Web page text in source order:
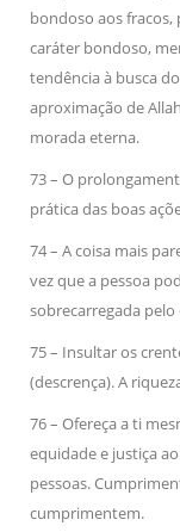
bondoso aos fracos,
caráter bondoso,
tendência à busca
aproximação de
morada eterna.
73 – O
prática das boas
74 – A coisa mais
vez que a pessoa
sobrecarregada
75 – Insultar os
(descrença). A
76 – Ofereça a ti
equidade e justiça
pessoas.
cumprimentem.